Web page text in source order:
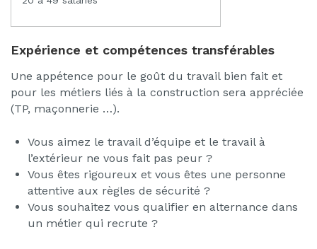
Expérience et compétences transférables
Une appétence pour le goût du travail bien fait et
pour les métiers liés à la construction sera appréciée
(TP, maçonnerie …).
Vous aimez le travail d’équipe et le travail à
l’extérieur ne vous fait pas peur ?
Vous êtes rigoureux et vous êtes une personne
attentive aux règles de sécurité ?
Vous souhaitez vous qualifier en alternance dans
un métier qui recrute ?